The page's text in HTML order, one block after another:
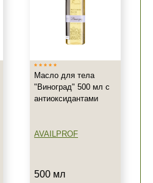
Масло для тела
"Виноград" 500 мл с
антиоксидантами
AVAILPROF
500 мл